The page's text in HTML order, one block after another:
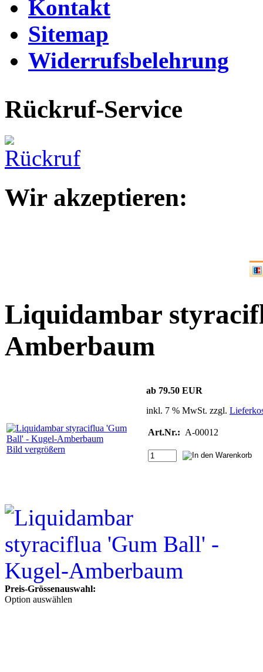
Kontakt
Sitemap
Widerrufsbelehrung
Rückruf-Service
Wir akzeptieren:
Liquidambar
Amberbaum
Bild vergrößern
ab 79.50 EUR
inkl. 7 % MwSt. zzgl.
Art.Nr.: A-00012
Preis-Grössenauswahl:
Option auswählen